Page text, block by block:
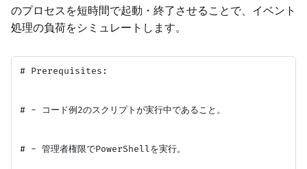
のプロセスを短時間で起動・終了させることで、イベント
処理の負荷をシミュレートします。
# Prerequisites:
# - コード例2のスクリプトが実行中であること。
# - 管理者権限でPowerShellを実行。